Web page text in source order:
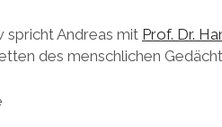
spricht Andreas mit Prof. Dr.
des menschlichen